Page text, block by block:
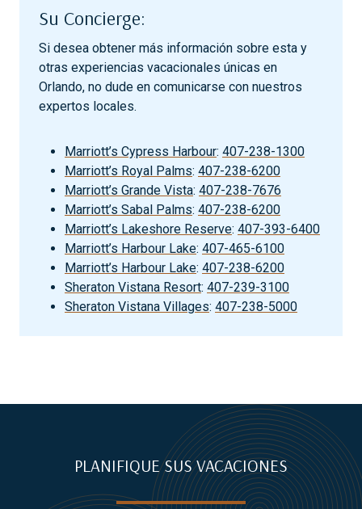
Su Concierge:
Si desea obtener más información sobre esta y
otras experiencias vacacionales únicas en
Orlando, no dude en comunicarse con nuestros
expertos locales.
Marriott’s Cypress Harbour: 407-238-1300
Marriott’s Royal Palms: 407-238-6200
Marriott’s Grande Vista: 407-238-7676
Marriott’s Sabal Palms: 407-238-6200
Marriott’s Lakeshore Reserve: 407-393-6400
Marriott’s Harbour Lake: 407-465-6100
Marriott’s Harbour Lake: 407-238-6200
Sheraton Vistana Resort: 407-239-3100
Sheraton Vistana Villages: 407-238-5000
PLANIFIQUE SUS VACACIONES